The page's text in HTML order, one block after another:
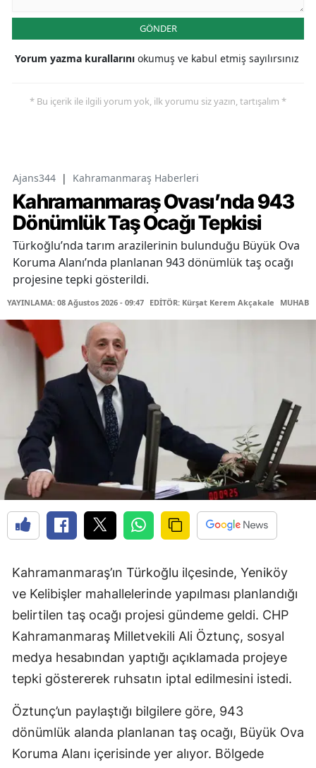
GÖNDER
Yorum yazma kurallarını okumuş ve kabul etmiş sayılırsınız
* Bu içerik ile ilgili yorum yok, ilk yorumu siz yazın, tartışalım *
Ajans344 | Kahramanmaraş Haberleri
Kahramanmaraş Ovası’nda 943
Dönümlük Taş Ocağı Tepkisi
Türkoğlu’nda tarım arazilerinin bulunduğu Büyük Ova
Koruma Alanı’nda planlanan 943 dönümlük taş ocağı
projesine tepki gösterildi.
YAYINLAMA: 08 Ağustos 2026 - 09:47 EDİTÖR: Kürşat Kerem Akçakale
Kahramanmaraş’ın Türkoğlu ilçesinde, Yeniköy
ve Kelibişler mahallelerinde yapılması planlandığı
belirtilen taş ocağı projesi gündeme geldi. CHP
Kahramanmaraş Milletvekili Ali Öztunç, sosyal
medya hesabından yaptığı açıklamada projeye
tepki göstererek ruhsatın iptal edilmesini istedi.
Öztunç’un paylaştığı bilgilere göre, 943
dönümlük alanda planlanan taş ocağı, Büyük Ova
Koruma Alanı içerisinde yer alıyor. Bölgede